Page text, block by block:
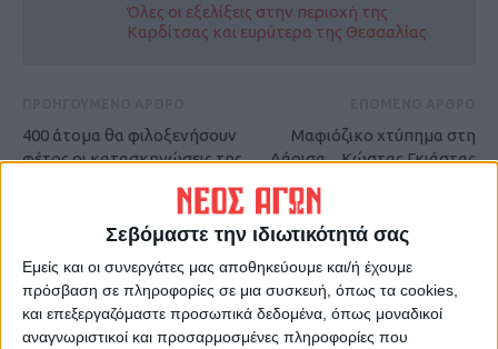
Σεβόμαστε την ιδιωτικότητά σας
Εμείς και οι συνεργάτες μας αποθηκεύουμε και/ή έχουμε
πρόσβαση σε πληροφορίες σε μια συσκευή, όπως τα cookies,
και επεξεργαζόμαστε προσωπικά δεδομένα, όπως μοναδικοί
αναγνωριστικοί και προσαρμοσμένες πληροφορίες που
Όλες οι εξελίξεις στην περιοχή της
Καρδίτσας και ευρύτερα της Θεσσαλίας
400 άτομα θα φιλοξενήσουν
φέτος οι κατασκηνώσεις της
Μαφιόζικο χτύπημα στη
Λάρισα _ Κώστας Γκιάστας